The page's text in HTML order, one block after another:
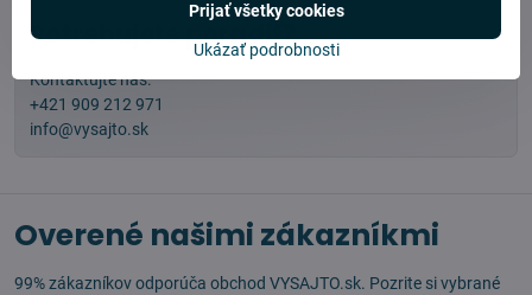
Potrebujete poradiť?
Kontaktujte nás:
+421 909 212 971
info@vysajto.sk
Overené našimi zákazníkmi
99% zákazníkov odporúča obchod VYSAJTO.sk. Pozrite si vybrané
Ukázať podrobnosti
Prijať všetky cookies